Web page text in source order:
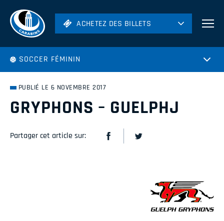
ACHETEZ DES BILLETS
Hockey
ACHETEZ DES BILLETS
SOCCER FÉMININ
PUBLIÉ LE 6 NOVEMBRE 2017
GRYPHONS – GUELPHJ
Partager cet article sur: